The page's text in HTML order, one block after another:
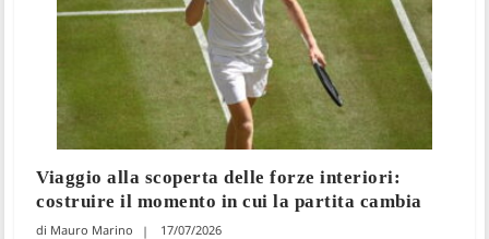
Viaggio alla scoperta delle forze interiori:
costruire il momento in cui la partita cambia
Mauro Marino 17/07/2026